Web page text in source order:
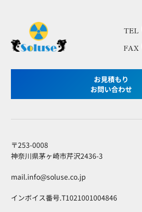
TEL
FAX
お見積もり
お問い合わせ
〒253-0008
神奈川県茅ヶ崎市芹沢2436-3
mail.info@soluse.co.jp
インボイス番号.T1021001004846